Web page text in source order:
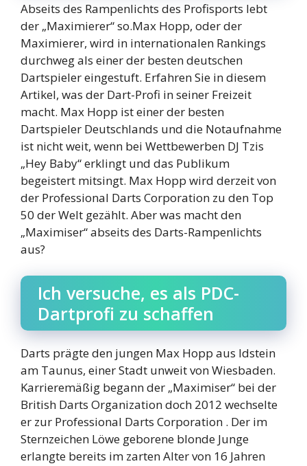
Abseits des Rampenlichts des Profisports lebt
der „Maximierer“ so.Max Hopp, oder der
Maximierer, wird in internationalen Rankings
durchweg als einer der besten deutschen
Dartspieler eingestuft. Erfahren Sie in diesem
Artikel, was der Dart-Profi in seiner Freizeit
macht. Max Hopp ist einer der besten
Dartspieler Deutschlands und die Notaufnahme
ist nicht weit, wenn bei Wettbewerben DJ Tzis
„Hey Baby“ erklingt und das Publikum
begeistert mitsingt. Max Hopp wird derzeit von
der Professional Darts Corporation zu den Top
50 der Welt gezählt. Aber was macht den
„Maximiser“ abseits des Darts-Rampenlichts
aus?
Ich versuche, es als PDC-
Dartprofi zu schaffen
Darts prägte den jungen Max Hopp aus Idstein
am Taunus, einer Stadt unweit von Wiesbaden.
Karrieremäßig begann der „Maximiser“ bei der
British Darts Organization doch 2012 wechselte
er zur Professional Darts Corporation . Der im
Sternzeichen Löwe geborene blonde Junge
erlangte bereits im zarten Alter von 16 Jahren